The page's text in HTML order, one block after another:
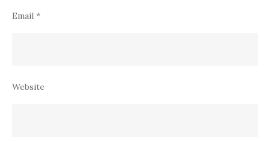
Email *
Website